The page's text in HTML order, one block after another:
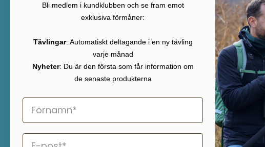
Kikkertland
ABM Nortek Aps
Gugvej 140
9210 Aalborg SØ, Danmark
+45 9630 3409
E-post
info@kikkertland.se
Öppettider
KATEGORI
Nyheter
Kikare
Tubkikare
Teleskop
Mikroskop
Friluftsutrustning
Uteliv i Trädgården
Stativ
Bli medlem i kundklubben och se fram emot
exklusiva förmåner:
Tävlingar: Automatiskt deltagande i en ny tävling
varje månad
Nyheter: Du är den första som får information om
de senaste produkterna